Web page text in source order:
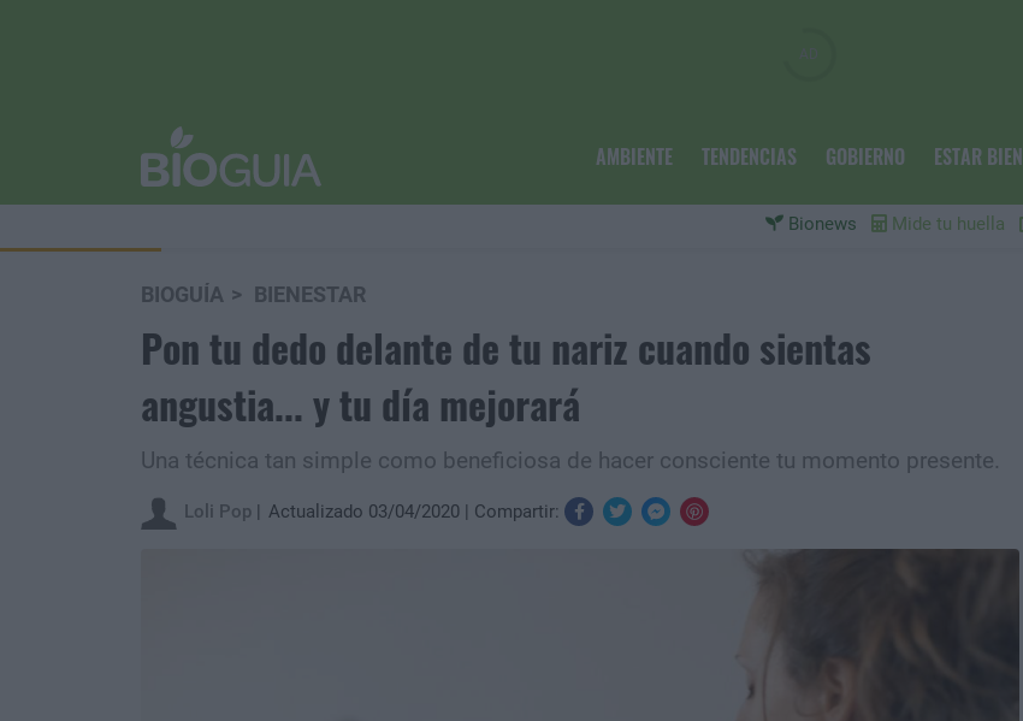
AMBIENTE TENDENCIAS GOBIERNO ESTAR BIEN
Bionews Mide tu huella
BIOGUÍA BIENESTAR
Pon tu dedo delante de tu nariz cuando sientas
angustia... y tu día mejorará
Una técnica tan simple como beneficiosa de hacer consciente tu momento presente.
Loli Pop Actualizado 03/04/2020 Compartir: